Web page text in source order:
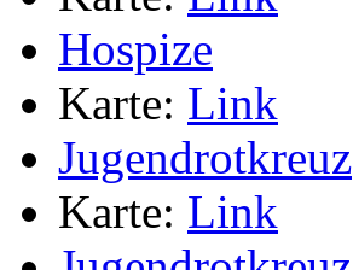
Hospize
Karte: Link
Jugendrotkreuz
Karte: Link